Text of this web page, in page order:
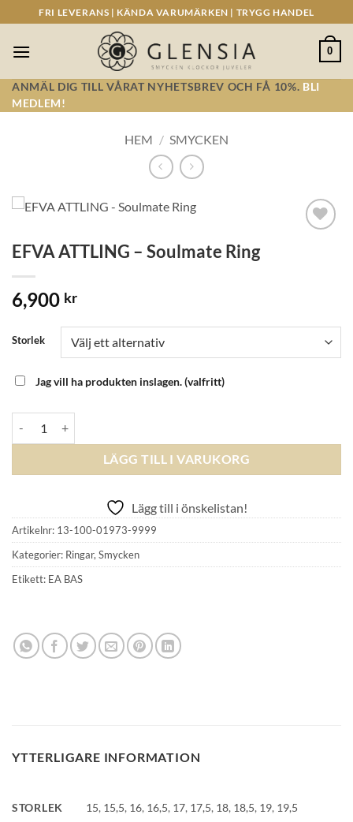
to
content
FRI LEVERANS | KÄNDA VARUMÄRKEN | TRYGG HANDEL
0
ANMÄL DIG TILL VÅRAT NYHETSBREV OCH FÅ 10%. BLI
MEDLEM!
HEM / SMYCKEN
EFVA ATTLING – Soulmate Ring
6,900 kr
Storlek
Jag vill ha produkten inslagen.(valfritt)
LÄGG TILL I VARUKORG
Lägg till i önskelistan!
Artikelnr: 13-100-01973-9999
Kategorier: Ringar, Smycken
Etikett: EA BAS
YTTERLIGARE INFORMATION
STORLEK 15, 15,5, 16, 16,5, 17, 17,5, 18, 18,5, 19, 19,5